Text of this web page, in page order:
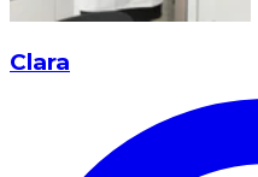
Clara